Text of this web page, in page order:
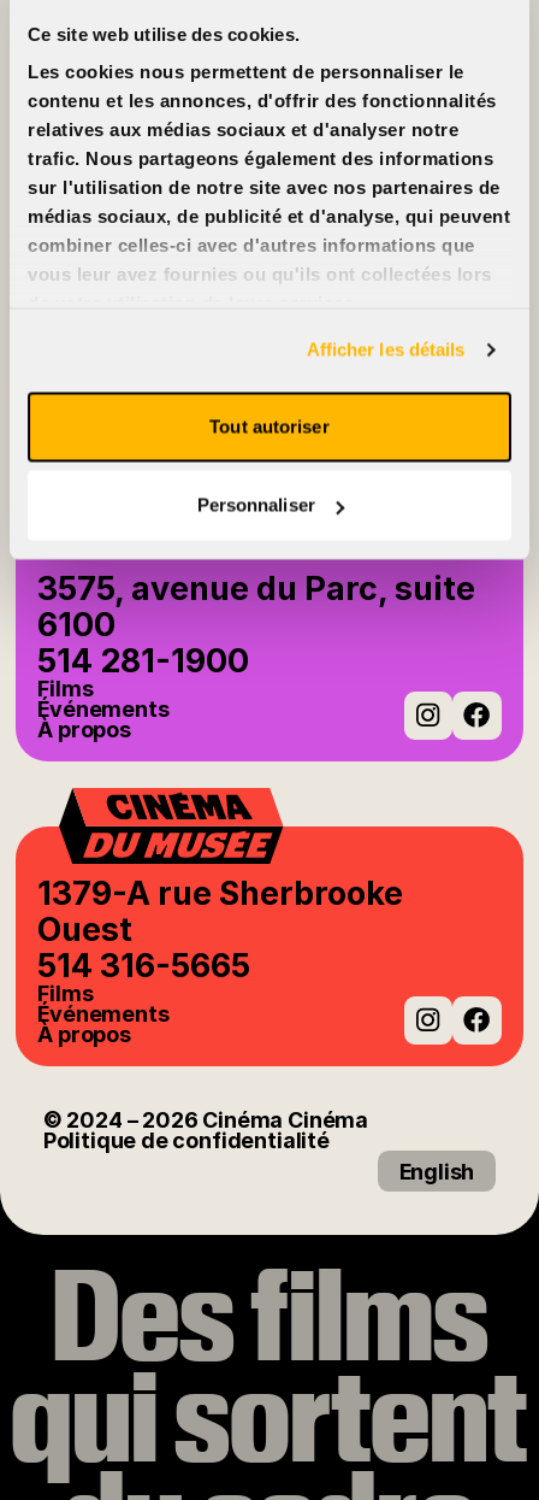
Ce site web utilise des cookies.
Les cookies nous permettent de personnaliser le
contenu et les annonces, d'offrir des fonctionnalités
relatives aux médias sociaux et d'analyser notre
trafic. Nous partageons également des informations
sur l'utilisation de notre site avec nos partenaires de
médias sociaux, de publicité et d'analyse, qui peuvent
combiner celles-ci avec d'autres informations que
vous leur avez fournies ou qu'ils ont collectées lors
Afficher les détails
Tout autoriser
Personnaliser
Infos
Tarifs
Ciné-cartes
Locations
FAQ
Accessibilité
Annoncez sur nos
écrans
Nous soutenir
À propos
Cinéma Cinéma
Partenaires
Emplois
Nous joindre
3575, avenue du Parc, suite
6100
514 281-1900
Films
Événements
À propos
1379-A rue Sherbrooke
Ouest
514 316-5665
Films
Événements
À propos
© 2024 – 2026 Cinéma Cinéma
Politique de confidentialité
English
Des films
qui sortent